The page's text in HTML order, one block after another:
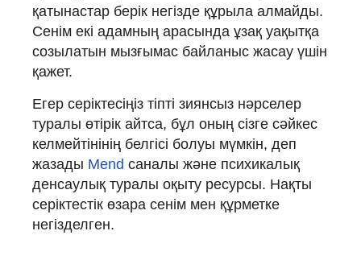
қатынастар берік негізде құрыла алмайды.
Сенім екі адамның арасында ұзақ уақытқа
созылатын мызғымас байланыс жасау үшін
қажет.
Егер серіктесіңіз тіпті зиянсыз нәрселер
туралы өтірік айтса, бұл оның сізге сәйкес
келмейтінінің белгісі болуы мүмкін, деп
жазады Mend саналы және психикалық
денсаулық туралы оқыту ресурсы. Нақты
серіктестік өзара сенім мен құрметке
негізделген.